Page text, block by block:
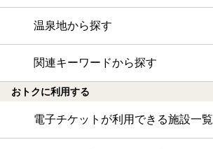
温泉地から探す
関連キーワードから探す
おトクに利用する
電子チケットが利用できる施設一覧